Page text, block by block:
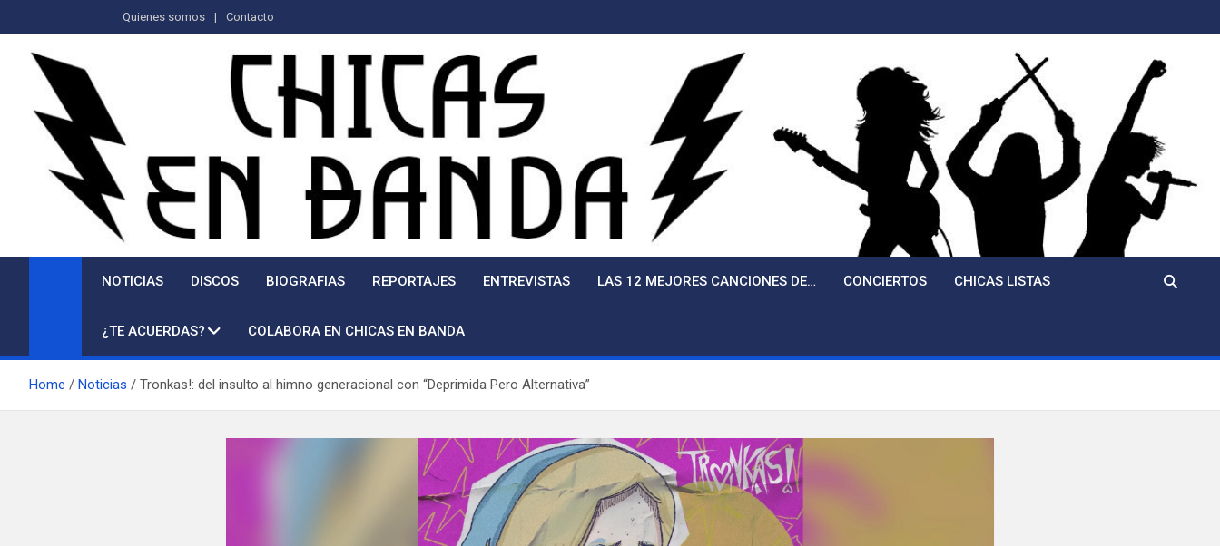
al
contenido
Quienes somos Contacto
NOTICIAS DISCOS BIOGRAFIAS REPORTAJES ENTREVISTAS LAS 12 MEJORES CANCIONES DE… CONCIERTOS CHICAS LISTAS
¿TE ACUERDAS? COLABORA EN CHICAS EN BANDA
Home Noticias Tronkas!: del insulto al himno generacional con “Deprimida Pero Alternativa”